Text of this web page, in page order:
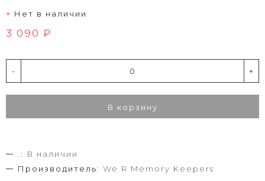
Нет в наличии
3 090 ₽
- +
В корзину
.:
В наличии
Производитель: We R Memory Keepers